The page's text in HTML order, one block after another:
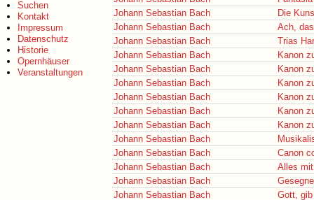
Suchen
Kontakt
Impressum
Datenschutz
Historie
Opernhäuser
Veranstaltungen
Johann Sebastian Bach
Die
Johann Sebastian Bach
Ach,
Johann Sebastian Bach
Trias
Johann Sebastian Bach
Kanon
Johann Sebastian Bach
Kanon
Johann Sebastian Bach
Kanon
Johann Sebastian Bach
Kanon
Johann Sebastian Bach
Kanon
Johann Sebastian Bach
Kanon
Johann Sebastian Bach
Johann Sebastian Bach
Canon
Johann Sebastian Bach
Alles
Johann Sebastian Bach
Johann Sebastian Bach
Gott,